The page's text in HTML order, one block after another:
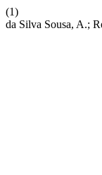
(1)
da Silva Sousa, A.;